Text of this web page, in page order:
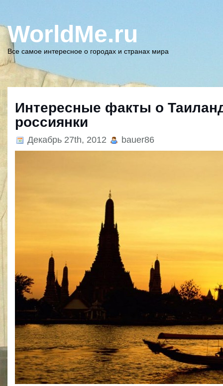
WorldMe.ru
Все самое интересное о городах и странах мира
Интересные факты о
россиянки
Декабрь 27th, 2012 bauer86